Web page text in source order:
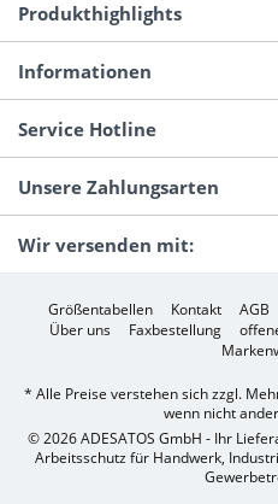
Produkthighlights
Informationen
Service Hotline
Unsere Zahlungsarten
Wir versenden mit:
Größentabellen Kontakt AGB
Über uns
Faxbestellung
* Alle Preise verstehen sich zzgl.
wenn nicht
© 2026 ADESATOS GmbH - Ihr
Arbeitsschutz für Handwerk,